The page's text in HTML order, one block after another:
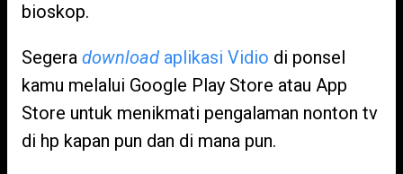
bioskop.
Segera download aplikasi Vidio di ponsel
kamu melalui Google Play Store atau App
Store untuk menikmati pengalaman nonton tv
di hp kapan pun dan di mana pun.